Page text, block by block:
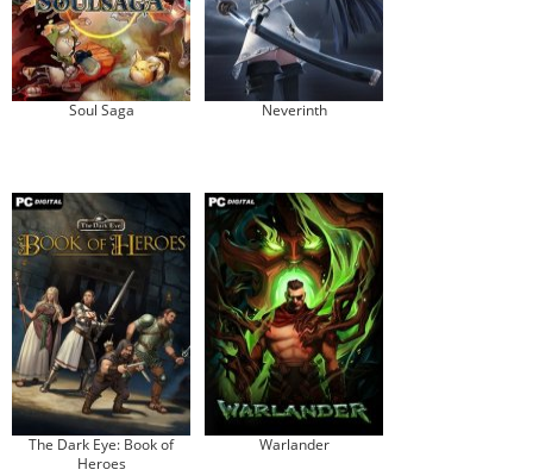
Soul Saga Neverinth
The Dark Eye: Book of
Heroes
Warlander